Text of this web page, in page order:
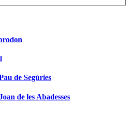
de Segúries
de les Abadesses